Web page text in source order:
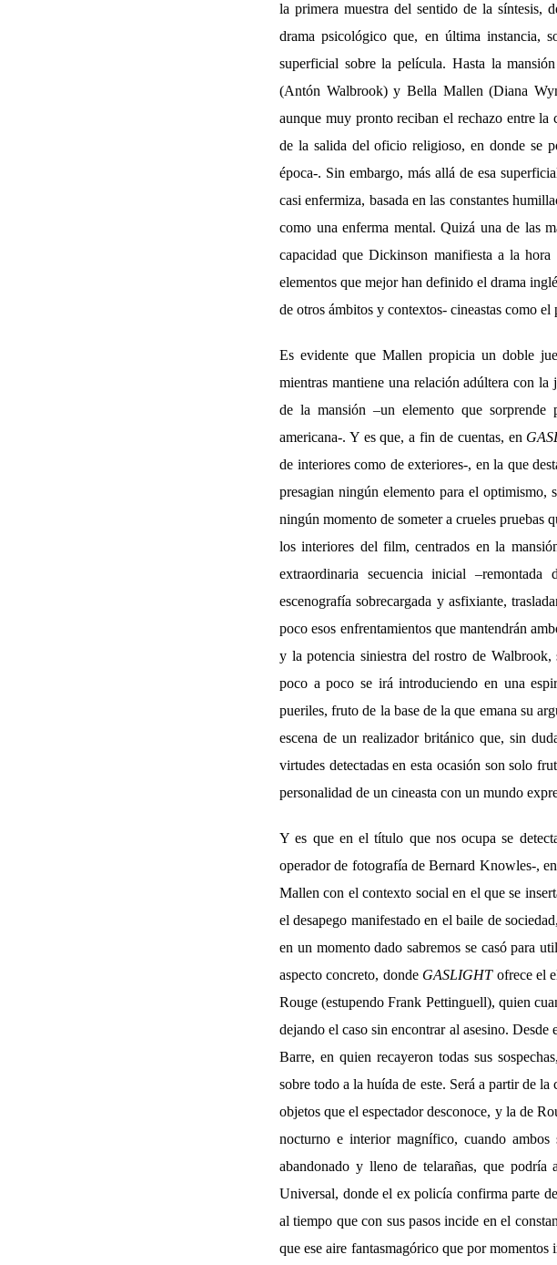
la primera muestra del sentido de la síntesis,
drama psicológico que, en última instancia,
superficial sobre la película. Hasta la
(Antón Walbrook) y Bella Mallen (Diana
aunque muy pronto reciban el rechazo entre la
de la salida del oficio religioso, en donde se
época-. Sin embargo, más allá de esa
casi enfermiza, basada en las constantes
como una enferma mental. Quizá una de las
capacidad que Dickinson manifiesta a la
elementos que mejor han definido el drama
de otros ámbitos y contextos- cineastas como el
Es evidente que Mallen propicia un doble
mientras mantiene una relación adúltera con
de la mansión –un elemento que
americana-. Y es que, a fin de cuentas, en
de interiores como de exteriores-, en la que
presagian ningún elemento para el optimismo,
ningún momento de someter a crueles pruebas
los interiores del film, centrados en la
extraordinaria secuencia inicial
escenografía sobrecargada y asfixiante,
poco esos enfrentamientos que mantendrán
y la potencia siniestra del rostro de
poco a poco se irá introduciendo en una
pueriles, fruto de la base de la que emana su
escena de un realizador británico que, sin
virtudes detectadas en esta ocasión son solo
personalidad de un cineasta con un mundo
Y es que en el título que nos ocupa se
operador de fotografía de Bernard Knowles-,
Mallen con el contexto social en el que se
el desapego manifestado en el baile de
en un momento dado sabremos se casó para
aspecto concreto, donde GASLIGHT ofrece el
Rouge (estupendo Frank Pettinguell), quien
dejando el caso sin encontrar al asesino.
Barre, en quien recayeron todas sus
sobre todo a la huída de este. Será a partir de
objetos que el espectador desconoce, y la de
nocturno e interior magnífico, cuando
abandonado y lleno de telarañas, que podría
Universal, donde el ex policía confirma parte
al tiempo que con sus pasos incide en el
que ese aire fantasmagórico que por